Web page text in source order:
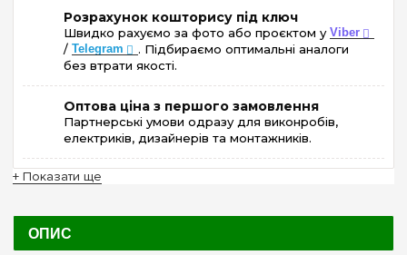
Розрахунок кошторису під ключ
Швидко рахуємо за фото або проєктом у Viber
/ Telegram
. Підбираємо оптимальні аналоги
без втрати якості.
Оптова ціна з першого замовлення
Партнерські умови одразу для виконробів,
електриків, дизайнерів та монтажників.
+ Показати ще
ОПИС